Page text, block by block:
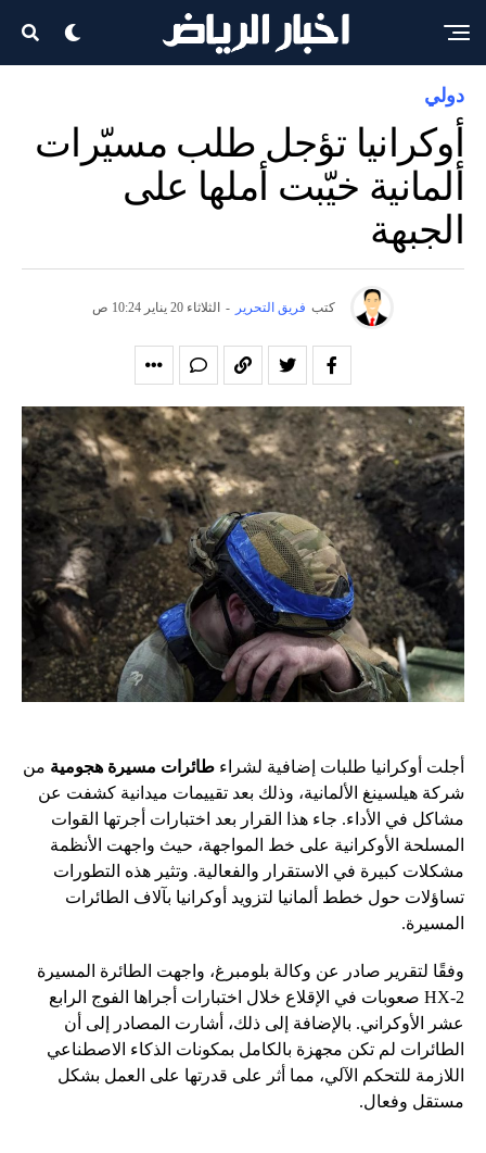
دولي
أوكرانيا تؤجل طلب مسيّرات
ألمانية خيّبت أملها على
الجبهة
كتب فريق التحرير - الثلاثاء 20 يناير 10:24 ص
أجلت أوكرانيا طلبات إضافية لشراء طائرات مسيرة هجومية من
شركة هيلسينغ الألمانية، وذلك بعد تقييمات ميدانية كشفت عن
مشاكل في الأداء. جاء هذا القرار بعد اختبارات أجرتها القوات
المسلحة الأوكرانية على خط المواجهة، حيث واجهت الأنظمة
مشكلات كبيرة في الاستقرار والفعالية. وتثير هذه التطورات
تساؤلات حول خطط ألمانيا لتزويد أوكرانيا بآلاف الطائرات
المسيرة.
وفقًا لتقرير صادر عن وكالة بلومبرغ، واجهت الطائرة المسيرة
HX-2 صعوبات في الإقلاع خلال اختبارات أجراها الفوج الرابع
عشر الأوكراني. بالإضافة إلى ذلك، أشارت المصادر إلى أن
الطائرات لم تكن مجهزة بالكامل بمكونات الذكاء الاصطناعي
اللازمة للتحكم الآلي، مما أثر على قدرتها على العمل بشكل
مستقل وفعال.